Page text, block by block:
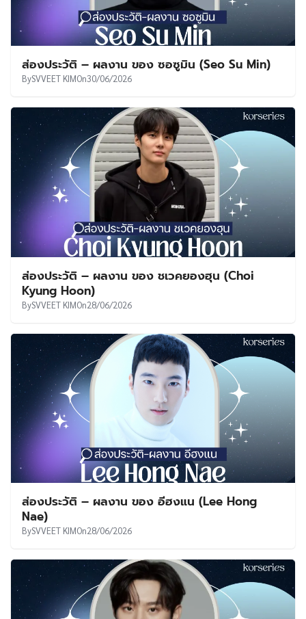
ส่องประวัติ – ผลงาน ของ ซอซูมิน (Seo Su Min)
BySVVEET KIMOn30/06/2026
ส่องประวัติ – ผลงาน ของ ชเวคยองฮุน (Choi
Kyung Hoon)
BySVVEET KIMOn28/06/2026
ส่องประวัติ – ผลงาน ของ อีฮงแน (Lee Hong
Nae)
BySVVEET KIMOn28/06/2026